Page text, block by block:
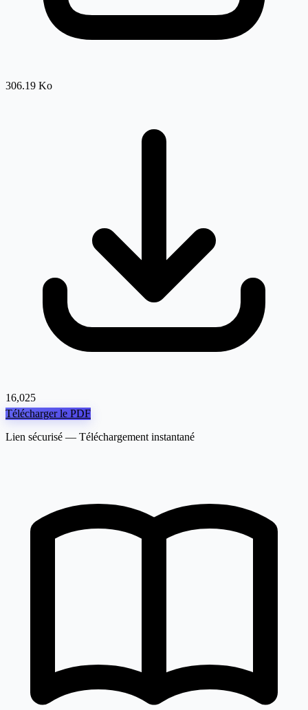
306.19 Ko
16,025
Télécharger le PDF
Lien sécurisé — Téléchargement instantané